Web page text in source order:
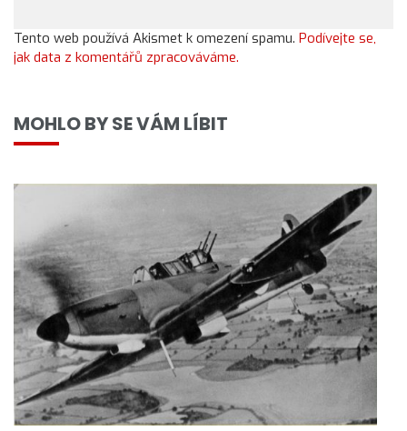
Tento web používá Akismet k omezení spamu. Podívejte se,
jak data z komentářů zpracováváme.
MOHLO BY SE VÁM LÍBIT